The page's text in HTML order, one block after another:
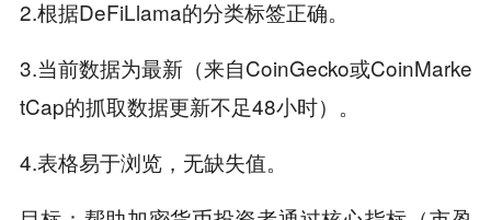
2.根据DeFiLlama的分类标签正确。
3.当前数据为最新（来自CoinGecko或CoinMarke
tCap的抓取数据更新不足48小时）。
4.表格易于浏览，无缺失值。